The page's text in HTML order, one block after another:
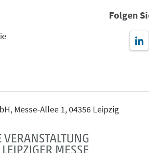
Folgen
Messe-Allee 1, 04356 Leipzig